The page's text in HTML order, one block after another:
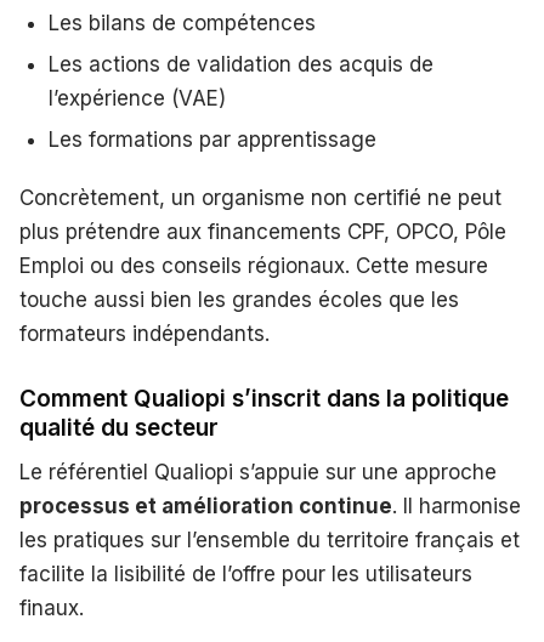
Les bilans de compétences
Les actions de validation des acquis de
l’expérience (VAE)
Les formations par apprentissage
Concrètement, un organisme non certifié ne peut
plus prétendre aux financements CPF, OPCO, Pôle
Emploi ou des conseils régionaux. Cette mesure
touche aussi bien les grandes écoles que les
formateurs indépendants.
Comment Qualiopi s’inscrit dans la politique
qualité du secteur
Le référentiel Qualiopi s’appuie sur une approche
processus et amélioration continue. Il harmonise
les pratiques sur l’ensemble du territoire français et
facilite la lisibilité de l’offre pour les utilisateurs
finaux.